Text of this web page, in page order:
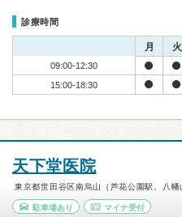
診療時間
月 火
09:00-12:30
15:00-18:30
天下堂医院
東京都世田谷区南烏山（芦花公園駅、八幡
駐車場あり マイナ受付